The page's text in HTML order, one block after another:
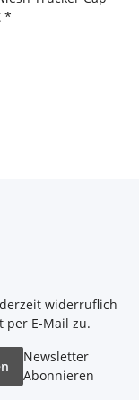
*
widerruflich
per E-Mail zu.
Newsletter
Abonnieren